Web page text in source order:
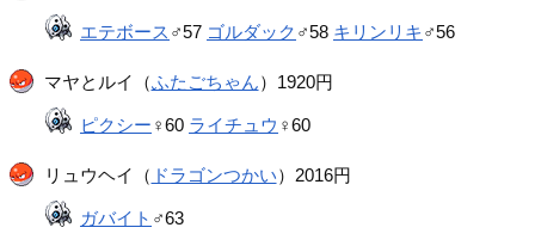
エテボース ♂57 ゴルダック ♂58 キリンリキ♂56
マヤとルイ（ふたごちゃん）1920円
ピクシー ♀60 ライチュウ ♀60
リュウヘイ（ ドラゴンつかい）2016円
ガバイト ♂63